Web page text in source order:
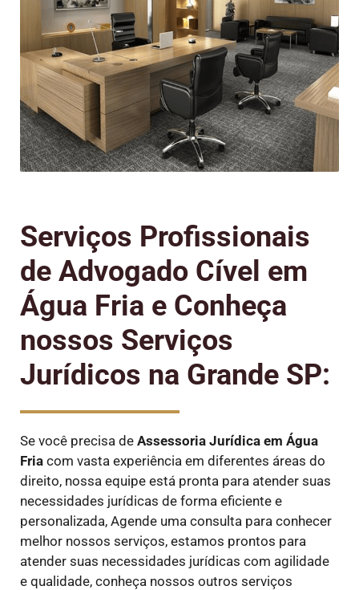
Serviços Profissionais
de Advogado Cível em
Água Fria e Conheça
nossos Serviços
Jurídicos na Grande SP:
Se você precisa de Assessoria Jurídica em Água
Fria com vasta experiência em diferentes áreas do
direito, nossa equipe está pronta para atender suas
necessidades jurídicas de forma eficiente e
personalizada, Agende uma consulta para conhecer
melhor nossos serviços, estamos prontos para
atender suas necessidades jurídicas com agilidade
e qualidade, conheça nossos outros serviços